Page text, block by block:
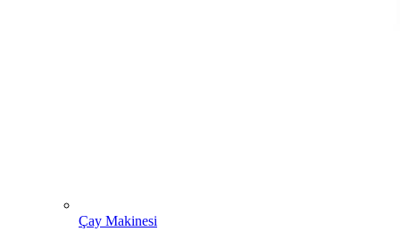
Çay Makinesi